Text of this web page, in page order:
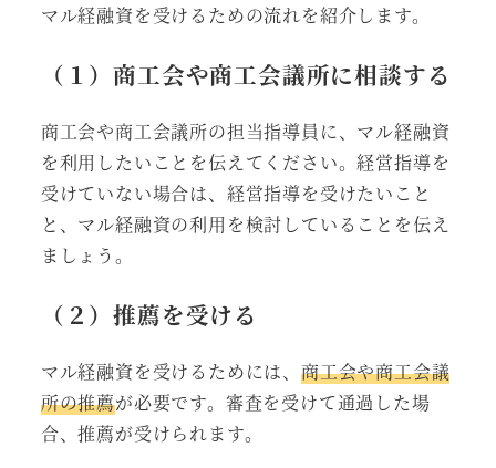
マル経融資を受けるための流れを紹介します。
（１）商工会や商工会議所に相談する
商工会や商工会議所の担当指導員に、マル経融資
を利用したいことを伝えてください。経営指導を
受けていない場合は、経営指導を受けたいこと
と、マル経融資の利用を検討していることを伝え
ましょう。
（２）推薦を受ける
マル経融資を受けるためには、 商工会や商工会議
所の推薦が必要です。審査を受けて通過した場
合、推薦が受けられます。